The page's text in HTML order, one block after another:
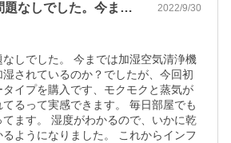
配送・梱包共に問題なしでした。今までは… 2022/9/30
しでした。 今までは加湿空気清浄機
されているのか？でしたが、今回初
イプを購入です、モクモクと蒸気が
るって実感できます。 毎日部屋でも
ます。 湿度がわかるので、いかに乾
ようになりました。 これからインフ